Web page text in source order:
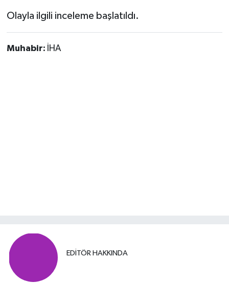
Olayla ilgili inceleme başlatıldı.
Muhabir: İHA
EDITÖR HAKKINDA